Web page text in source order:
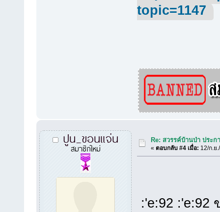
topic=1147
ปูน_ขอนแจ่น
สมาชิกใหม่
Re: สวรรค์บ้านป่า ประก
«ตอบกลับ #4 เมื่อ: 12/ก.ย
:'e:92 :'e:92